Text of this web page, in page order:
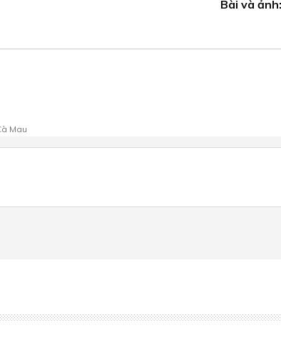
Bài và
Mau